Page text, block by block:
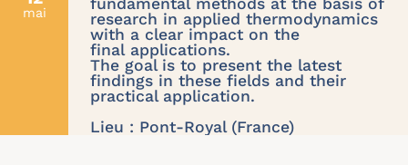
mai
fundamental methods at the basis of
research in applied thermodynamics
with a clear impact on the
final applications.
The goal is to present the latest
findings in these fields and their
practical application.
Lieu : Pont-Royal (France)